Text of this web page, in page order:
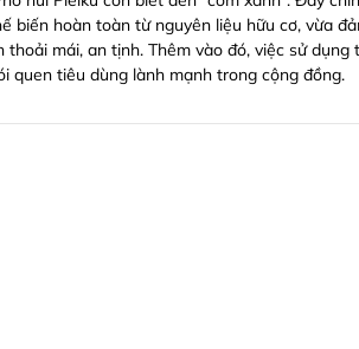
biến hoàn toàn từ nguyên liệu hữu cơ, vừa
thoải mái, an tịnh. Thêm vào đó, việc sử dụng
quen tiêu dùng lành mạnh trong cộng đồng.